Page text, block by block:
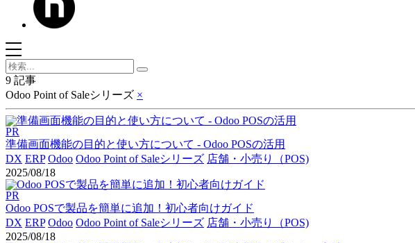
9 記事
Odoo Point of Saleシリーズ ×
PR
準備画面機能の目的と使い方について - Odoo POSの活用
DX ERP Odoo Odoo Point of Saleシリーズ 店舗・小売り（POS)
2025/08/18
PR
Odoo POSで製品を簡単に追加！初心者向けガイド
DX ERP Odoo Odoo Point of Saleシリーズ 店舗・小売り（POS)
2025/08/18